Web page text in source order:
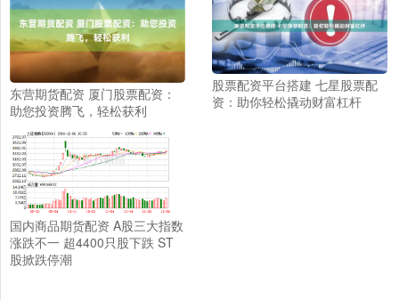
东营期货配资 厦门股票配资：
助您投资腾飞，轻松获利
股票配资平台搭建 七星股票配
资：助你轻松撬动财富杠杆
国内商品期货配资 A股三大指数
涨跌不一 超4400只股下跌 ST
股掀跌停潮